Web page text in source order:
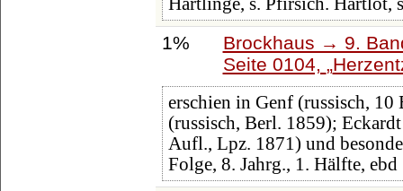
1%
Brockhaus → 9.
Seite 0104,
erschien in Genf (russisch,
(russisch, Berl. 1859);
Aufl., Lpz. 1871) und
Folge, 8. Jahrg., 1. Hälfte, ebd